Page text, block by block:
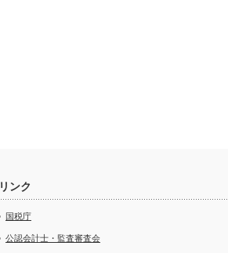
リンク
国税庁
公認会計士・監査審査会